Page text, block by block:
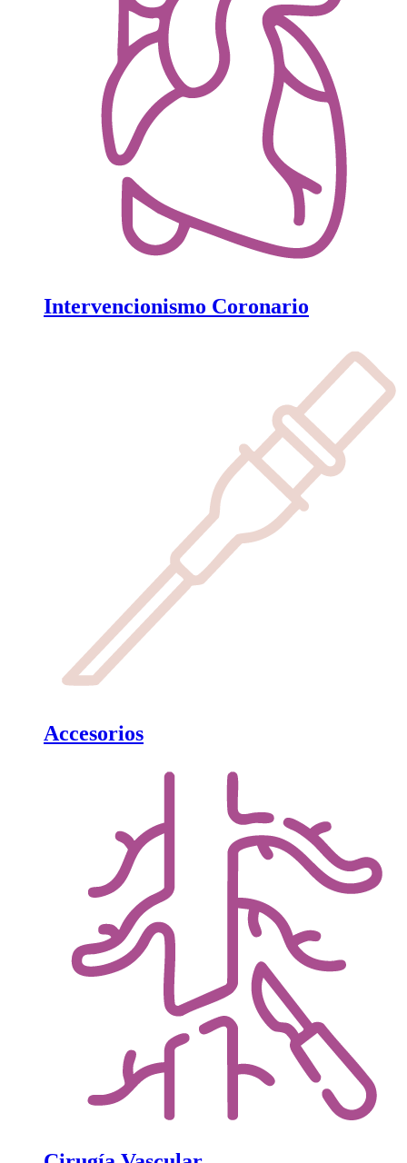
Intervencionismo Coronario
Accesorios